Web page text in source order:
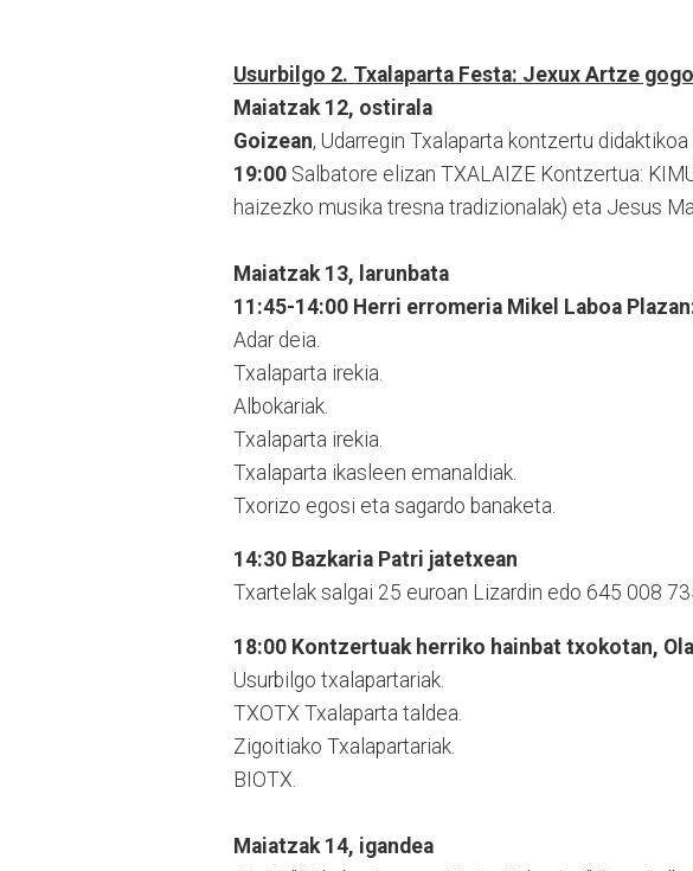
Usurbilgo 2. Txalaparta Festa: Jexux Artze
Maiatzak 12, ostirala
Goizean, Udarregin Txalaparta kontzertu
19:00 Salbatore elizan TXALAIZE Kontzertua:
haizezko musika tresna tradizionalak) eta Jesus
Maiatzak 13, larunbata
11:45-14:00 Herri erromeria Mikel Laboa
Adar deia.
Txalaparta irekia.
Albokariak.
Txalaparta irekia.
Txalaparta ikasleen emanaldiak.
Txorizo egosi eta sagardo banaketa.
14:30 Bazkaria Patri jatetxean
Txartelak salgai 25 euroan Lizardin edo 645 008
18:00 Kontzertuak herriko hainbat txokotan,
Usurbilgo txalapartariak.
TXOTX Txalaparta taldea.
Zigoitiako Txalapartariak.
BIOTX.
Maiatzak 14, igandea